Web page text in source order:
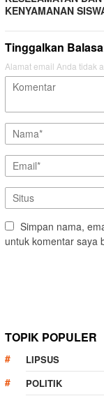
KENYAMANAN
Tinggalkan
Alamat email Anda tidak
Simpan nama,
untuk komentar saya
TOPIK POPULER
LIPSUS
POLITIK